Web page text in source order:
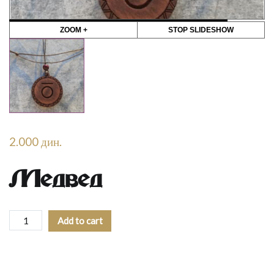
ZOOM + STOP SLIDESHOW
2.000 дин.
Медвед
Medved
quantity
Add to cart